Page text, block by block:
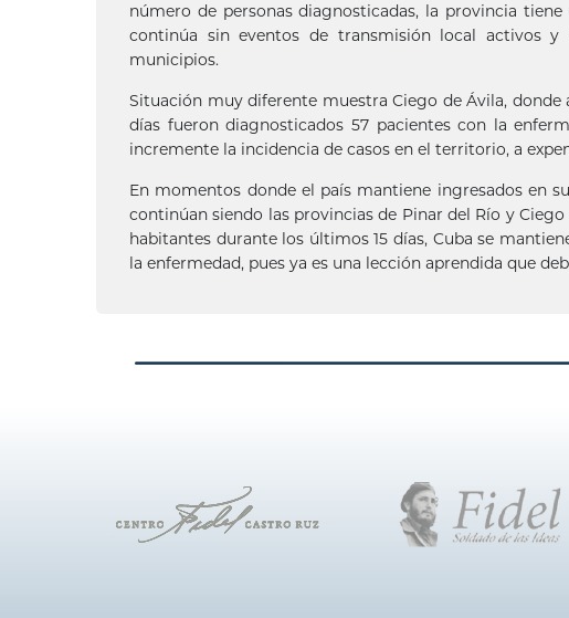
número de personas diagnosticadas, la provincia
continúa sin eventos de transmisión local activos
municipios.
Situación muy diferente muestra Ciego de Ávila,
días fueron diagnosticados 57 pacientes con la
incremente la incidencia de casos en el territorio, a
En momentos donde el país mantiene ingresados en
continúan siendo las provincias de Pinar del Río y
habitantes durante los últimos 15 días, Cuba se
la enfermedad, pues ya es una lección aprendida que